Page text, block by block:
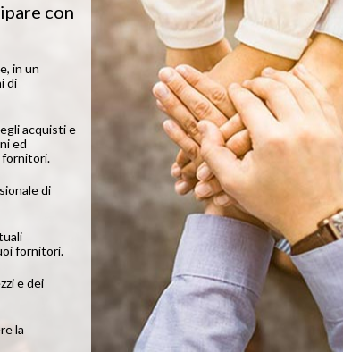
con
in un
di
acquisti e
ed
fornitori.
di
fornitori.
e dei
la